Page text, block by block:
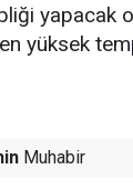
yapacak
yüksek
Muhabir